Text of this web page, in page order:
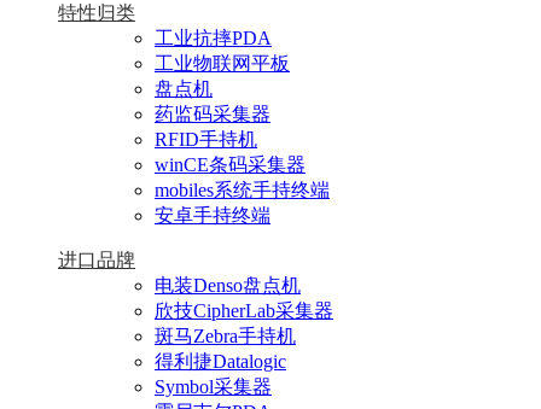
特性归类
工业抗摔PDA
工业物联网平板
盘点机
药监码采集器
RFID手持机
winCE条码采集器
mobiles系统手持终端
安卓手持终端
进口品牌
电装Denso盘点机
欣技CipherLab采集器
斑马Zebra手持机
得利捷Datalogic
Symbol采集器